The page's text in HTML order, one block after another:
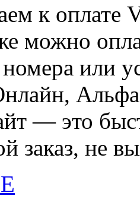
к оплате
можно
или
— это
заказ, не